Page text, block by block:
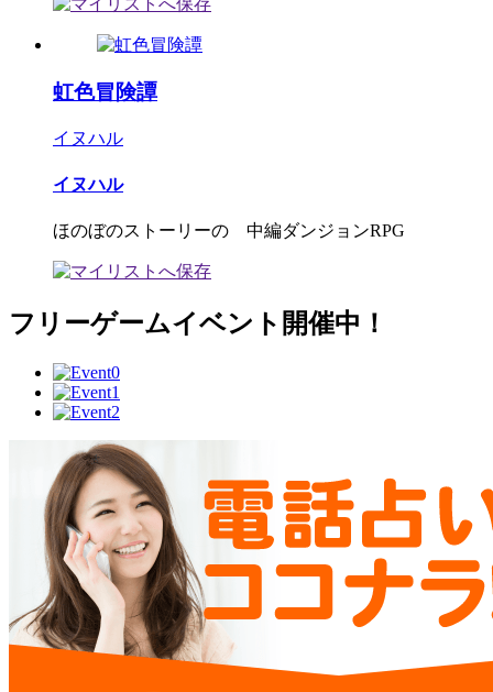
虹色冒険譚
イヌハル
イヌハル
ほのぼのストーリーの 中編ダンジョンRPG
フリーゲームイベント開催中！